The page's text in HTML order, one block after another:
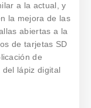
a la actual, y
la mejora de las
abiertas a la
de tarjetas SD
de
lápiz digital